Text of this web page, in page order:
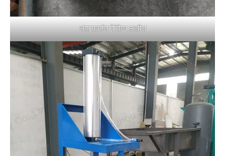
अंडा कार्टन पैकिंग मशीन